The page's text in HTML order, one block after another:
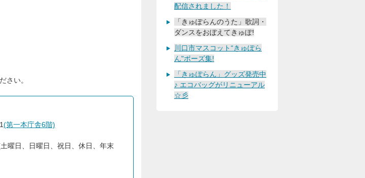
さい。
(第一本庁舎6階)
曜日、日曜日、祝日、休日、年末
配信されました！
「きゅぽらんのうた」歌詞・
ダンスをおぼえてきゅぽ!
川口市マスコット“きゅぽら
ん"ポーズ集!
「きゅぽらん」グッズ発売中
♪ エコバッグがリニューアル
☆彡